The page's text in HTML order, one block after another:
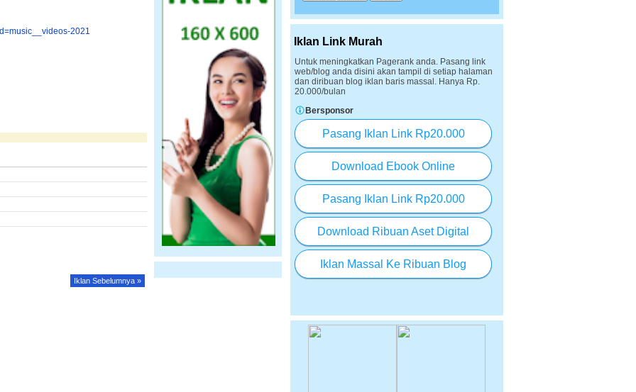
2021
Iklan Sebelumnya »
Iklan Link Murah
Untuk meningkatkan Pagerank anda. Pasang link
web/blog anda disini akan tampil di setiap halaman
dan diribuan blog iklan baris massal. Hanya Rp.
20.000/bulan
Pasang Iklan Link Rp20.000
Download Ebook Online
Pasang Iklan Link Rp20.000
Download Ribuan Aset Digital
Iklan Massal Ke Ribuan Blog
Bersponsor